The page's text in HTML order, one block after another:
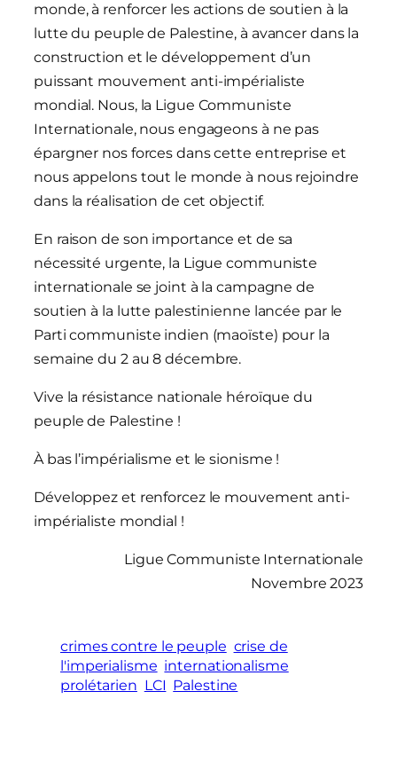
monde, à renforcer les actions de soutien à la
lutte du peuple de Palestine, à avancer dans la
construction et le développement d’un
puissant mouvement anti-impérialiste
mondial. Nous, la Ligue Communiste
Internationale, nous engageons à ne pas
épargner nos forces dans cette entreprise et
nous appelons tout le monde à nous rejoindre
dans la réalisation de cet objectif.
En raison de son importance et de sa
nécessité urgente, la Ligue communiste
internationale se joint à la campagne de
soutien à la lutte palestinienne lancée par le
Parti communiste indien (maoïste) pour la
semaine du 2 au 8 décembre.
Vive la résistance nationale héroïque du
peuple de Palestine !
À bas l’impérialisme et le sionisme !
Développez et renforcez le mouvement anti-
impérialiste mondial !
Ligue Communiste Internationale
Novembre 2023
crimes contre le peuple crise de
l'imperialisme internationalisme
prolétarien LCI Palestine